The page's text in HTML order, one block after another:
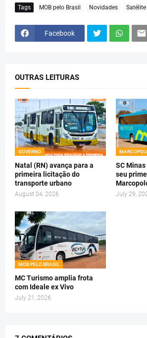
Tags MOB pelo Brasil Novidades
Facebook
OUTRAS LEITURAS
GOVERNO
Natal (RN) avança para a
primeira licitação do
transporte urbano
August 04, 2026
SC
seu
July 29,
MOB PELO BRASIL
MC Turismo amplia frota
com Ideale ex Vivo
July 21, 2026